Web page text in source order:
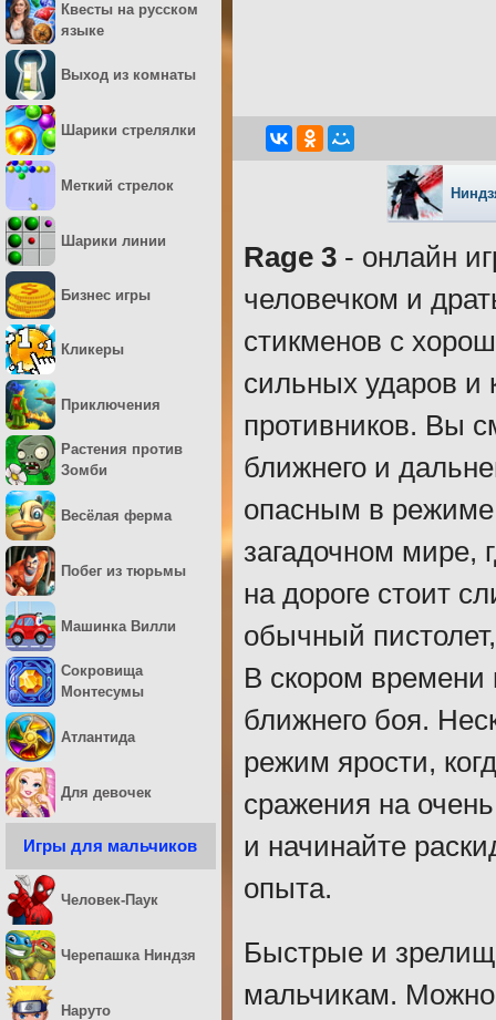
Rage 3 - онлайн
человечком и
стикменов с
сильных ударов и
противников. Вы
ближнего и
опасным в режиме
загадочном мире,
на дороге стоит
обычный
В скором времени
ближнего боя.
режим ярости,
сражения на
и начинайте
опыта.
Быстрые и
мальчикам. Можно
Квесты на русском
языке
Выход из комнаты
Шарики стрелялки
Меткий стрелок
Шарики линии
Бизнес игры
Кликеры
Приключения
Растения против
Зомби
Весёлая ферма
Побег из тюрьмы
Машинка Вилли
Сокровища
Монтесумы
Атлантида
Для девочек
Игры для мальчиков
Человек-Паук
Черепашка Ниндзя
Наруто